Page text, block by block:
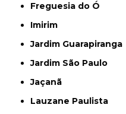
Freguesia do Ó
Imirim
Jardim Guarapiranga
Jardim São Paulo
Jaçanã
Lauzane Paulista